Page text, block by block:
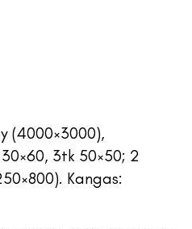
(4000×3000),
3tk 50×50; 2
Kangas: